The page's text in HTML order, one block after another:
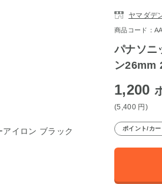
イロン ブラック
ヤマダデ
商品コード：
パナソニ
ン26mm
1,200
(5,400 円 )
ポイント/カ